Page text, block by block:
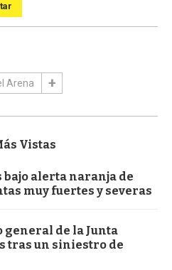
Arena
Vistas
bajo alerta naranja de
muy fuertes y severas
de la Junta
tras un siniestro de